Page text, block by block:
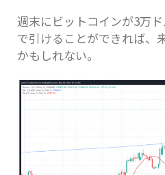
週末にビットコインが3万
で引けることができれば、
かもしれない。